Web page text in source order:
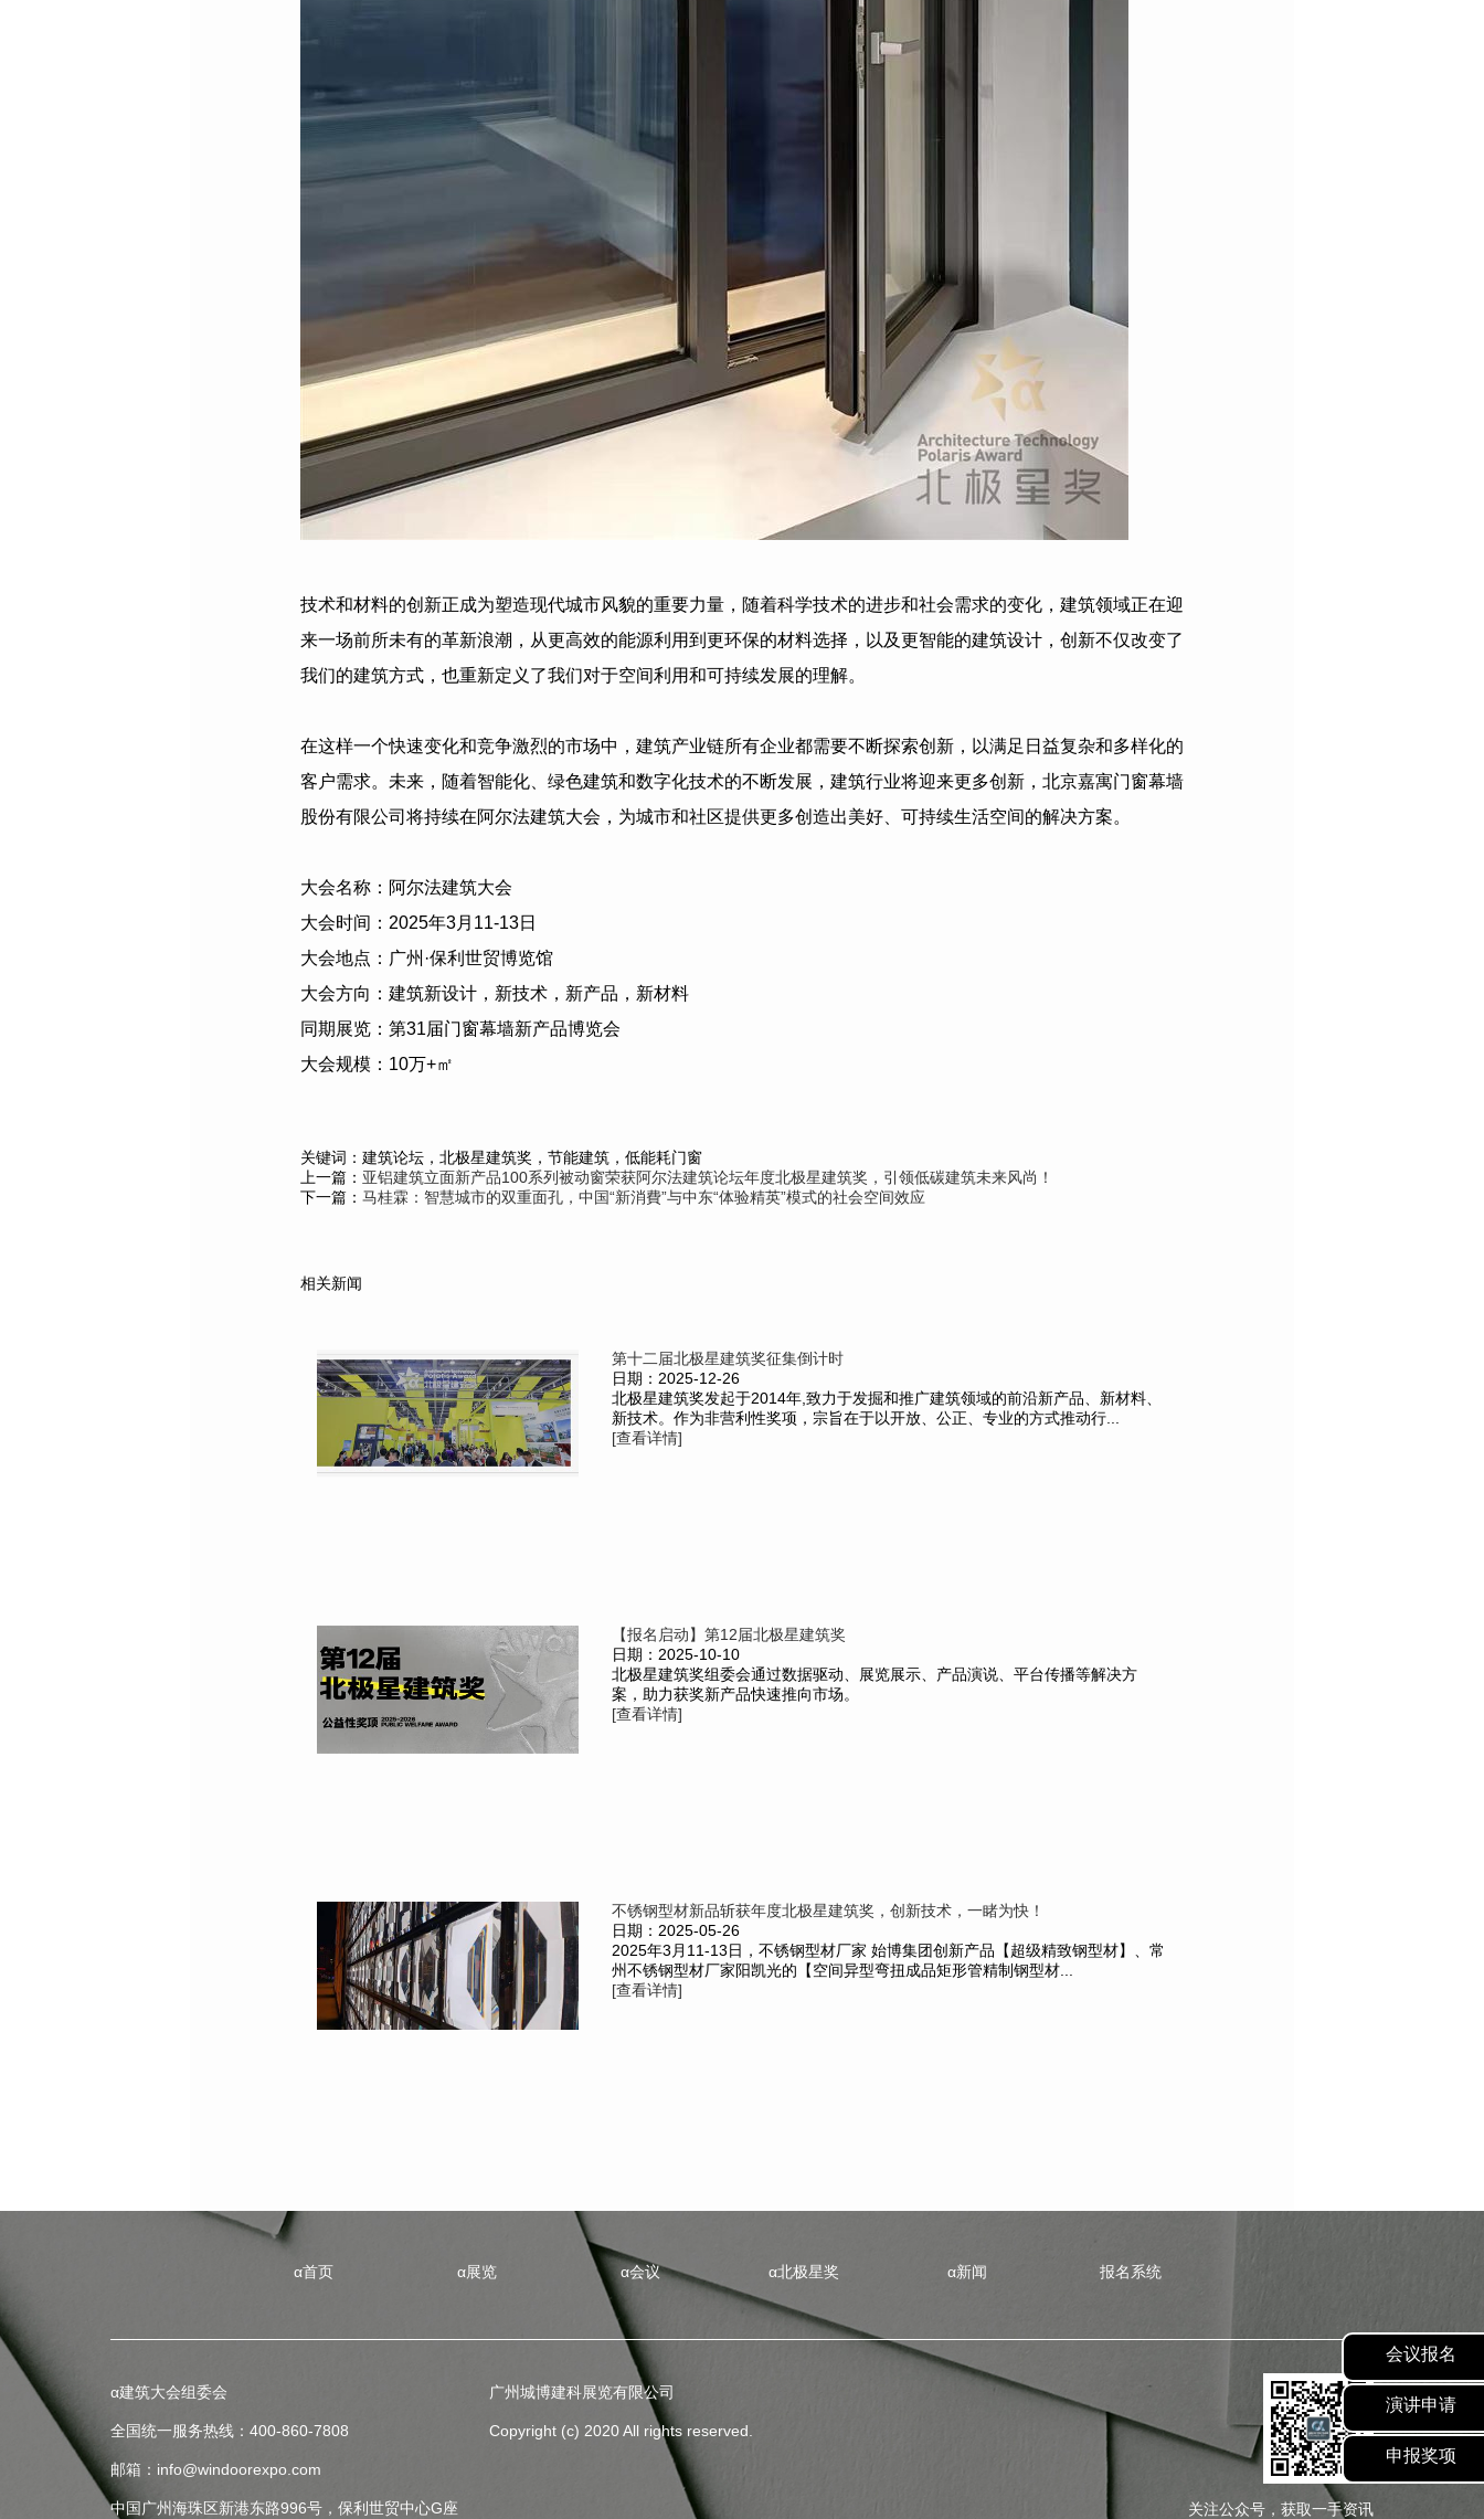
会议报名
演讲申请
申报奖项
技术和材料的创新正成为塑造现代城市风貌的重要力量，随着科学技术的进步和社会需求的变化，建筑领域正在迎
来一场前所未有的革新浪潮，从更高效的能源利用到更环保的材料选择，以及更智能的建筑设计，创新不仅改变了
我们的建筑方式，也重新定义了我们对于空间利用和可持续发展的理解。
在这样一个快速变化和竞争激烈的市场中，建筑产业链所有企业都需要不断探索创新，以满足日益复杂和多样化的
客户需求。未来，随着智能化、绿色建筑和数字化技术的不断发展，建筑行业将迎来更多创新， 北京嘉寓门窗幕墙
股份有限公司 将持续在阿尔法建筑大会，为城市和社区提供更多创造出美好、可持续生活空间的解决方案。
大会名称：阿尔法建筑大会
大会时间： 2025年3月 11-13日
大会地点：广州·保利世贸博览馆
大会方向：建筑新设计，新技术，新产品，新材料
同期展览：第31届门窗幕墙新产品博览会
大会规模： 10万+㎡
关键词：建筑论坛，北极星建筑奖，节能建筑，低能耗门窗
上一篇： 亚铝建筑立面新产品100系列被动窗荣获阿尔法建筑论坛年度北极星建筑奖，引领低碳建筑未来风尚！
下一篇： 马桂霖：智慧城市的双重面孔，中国“新消費”与中东“体验精英”模式的社会空间效应
相关新闻
第十二届北极星建筑奖征集倒计时
日期：2025-12-26
北极星建筑奖发起于2014年,致力于发掘和推广建筑领域的前沿新产品、新材料、
新技术。作为非营利性奖项，宗旨在于以开放、公正、专业的方式推动行...
[查看详情]
【报名启动】第12届北极星建筑奖
日期：2025-10-10
北极星建筑奖组委会通过数据驱动、展览展示、产品演说、平台传播等解决方
案，助力获奖新产品快速推向市场。
[查看详情]
不锈钢型材新品斩获年度北极星建筑奖，创新技术，一睹为快！
日期：2025-05-26
2025年3月11-13日，不锈钢型材厂家 始博集团创新产品【超级精致钢型材】、常
州不锈钢型材厂家阳凯光的【空间异型弯扭成品矩形管精制钢型材...
[查看详情]
α首页 α展览 α会议 α北极星奖 α新闻 报名系统
α建筑大会组委会
全国统一服务热线：400-860-7808
邮箱：info@windoorexpo.com
中国广州海珠区新港东路996号，保利世贸中心G座
广州城博建科展览有限公司
Copyright (c) 2020 All rights reserved.
关注公众号，获取一手资讯